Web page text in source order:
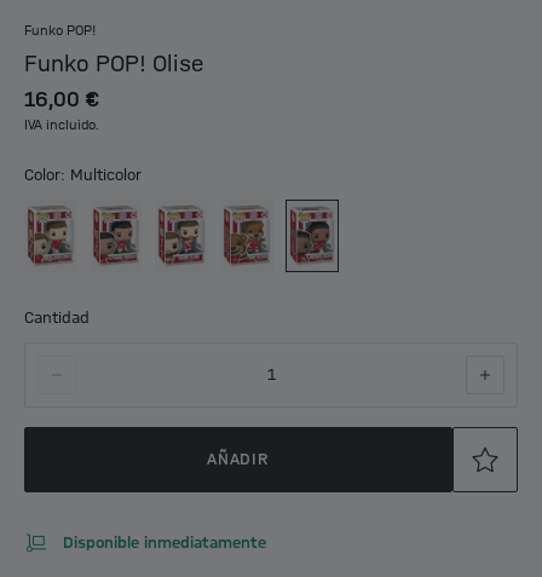
Funko POP!
Funko POP! Olise
16,00 €
IVA incluido.
Color: Multicolor
Cantidad
1
AÑADIR
Disponible inmediatamente